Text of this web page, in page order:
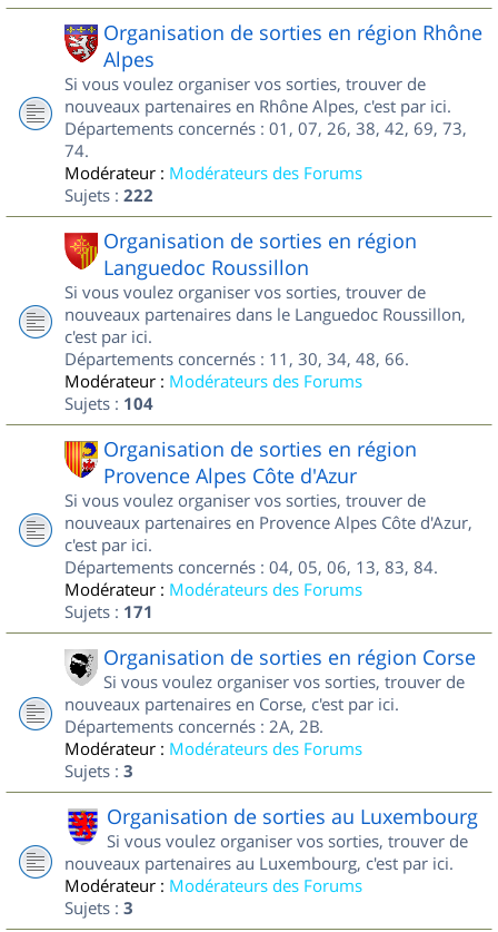
Organisation de sorties en région Rhône
Alpes
Si vous voulez organiser vos sorties, trouver de
nouveaux partenaires en Rhône Alpes, c'est par ici.
Départements concernés : 01, 07, 26, 38, 42, 69, 73,
74.
Modérateur : Modérateurs des Forums
Sujets : 222
Organisation de sorties en région
Languedoc Roussillon
Si vous voulez organiser vos sorties, trouver de
nouveaux partenaires dans le Languedoc Roussillon,
c'est par ici.
Départements concernés : 11, 30, 34, 48, 66.
Modérateur : Modérateurs des Forums
Sujets : 104
Organisation de sorties en région
Provence Alpes Côte d'Azur
Si vous voulez organiser vos sorties, trouver de
nouveaux partenaires en Provence Alpes Côte d'Azur,
c'est par ici.
Départements concernés : 04, 05, 06, 13, 83, 84.
Modérateur : Modérateurs des Forums
Sujets : 171
Organisation de sorties en région Corse
Si vous voulez organiser vos sorties, trouver de
nouveaux partenaires en Corse, c'est par ici.
Départements concernés : 2A, 2B.
Modérateur : Modérateurs des Forums
Sujets : 3
Organisation de sorties au Luxembourg
Si vous voulez organiser vos sorties, trouver de
nouveaux partenaires au Luxembourg, c'est par ici.
Modérateur : Modérateurs des Forums
Sujets : 3